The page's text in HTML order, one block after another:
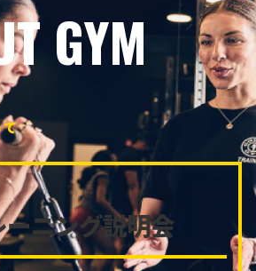
GYM
ニング説明会